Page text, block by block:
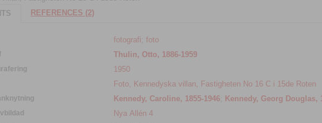
REFERENCES (2)
fotografi foto
Thulin, Otto, 1886-1959
1950
Foto, Kennedyska villan, Fastigheten No 16 C i 15de Roten
Kennedy, Caroline, 1855-1946; Kennedy, Georg Douglas,
Nya Allén 4